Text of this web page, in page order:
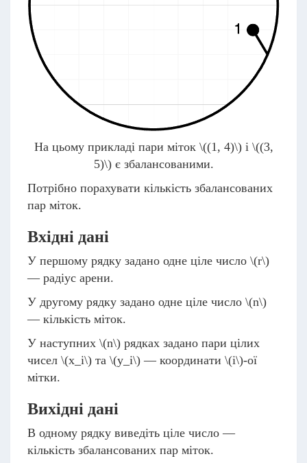
На цьому прикладі пари міток \((1, 4)\)і \((3,
5)\)є збалансованими.
Потрібно порахувати кількість збалансованих
пар міток.
Вхідні дані
У першому рядку задано одне ціле число \(r\)
— радіус арени.
У другому рядку задано одне ціле число \(n\)
— кількість міток.
У наступних \(n\) рядках задано пари цілих
чисел \(x_i\) та \(y_i\) — координати \(i\)-ої
мітки.
Вихідні дані
В одному рядку виведіть ціле число —
кількість збалансованих пар міток.